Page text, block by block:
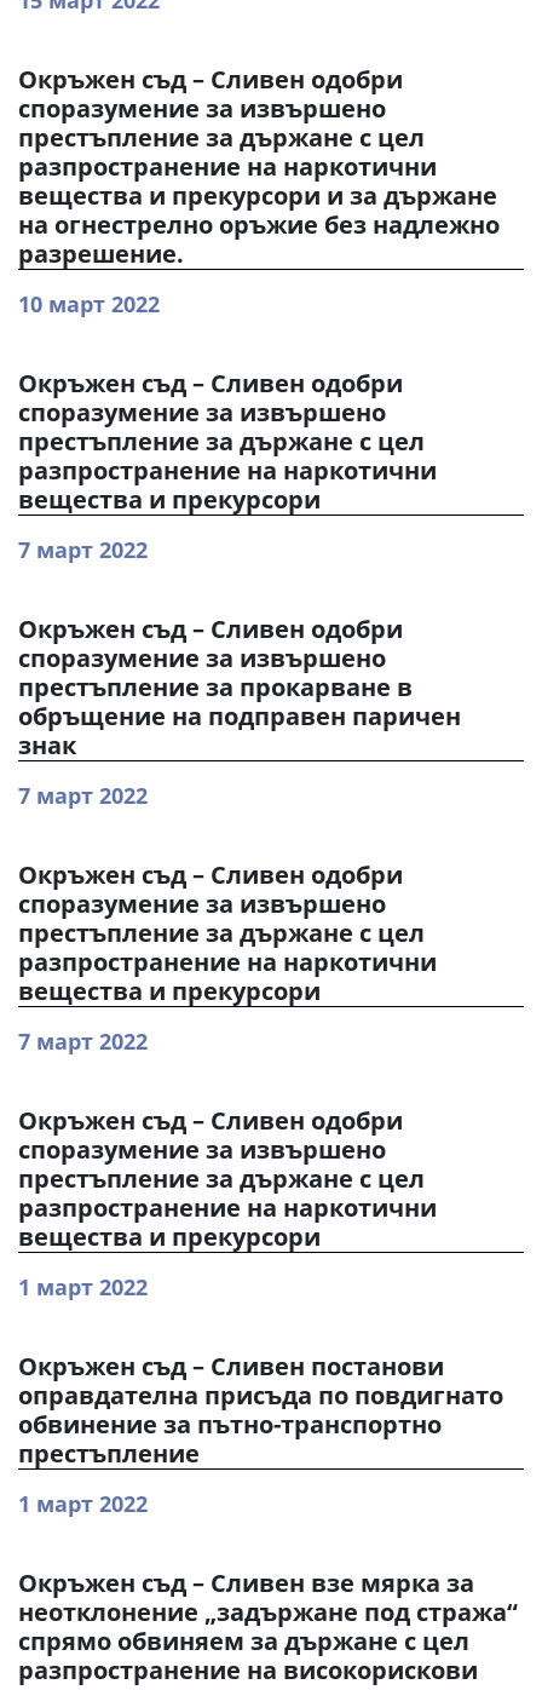
Окръжен съд – Сливен одобри
споразумение за извършено
престъпление за държане с цел
разпространение на наркотични
вещества и прекурсори и за държане
на огнестрелно оръжие без надлежно
разрешение.
10 март 2022
Окръжен съд – Сливен одобри
споразумение за извършено
престъпление за държане с цел
разпространение на наркотични
вещества и прекурсори
7 март 2022
Окръжен съд – Сливен одобри
споразумение за извършено
престъпление за прокарване в
обръщение на подправен паричен
знак
7 март 2022
Окръжен съд – Сливен одобри
споразумение за извършено
престъпление за държане с цел
разпространение на наркотични
вещества и прекурсори
7 март 2022
Окръжен съд – Сливен одобри
споразумение за извършено
престъпление за държане с цел
разпространение на наркотични
вещества и прекурсори
1 март 2022
Окръжен съд – Сливен постанови
оправдателна присъда по повдигнато
обвинение за пътно-транспортно
престъпление
1 март 2022
Окръжен съд – Сливен взе мярка за
неотклонение „задържане под стража“
спрямо обвиняем за държане с цел
разпространение на високорискови